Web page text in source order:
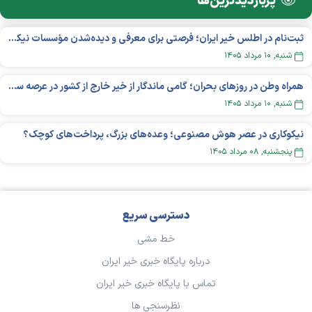
ثبت‌نام در اطلس خیر ایران؛ فرصتی برای معرفی و دیده‌شدن مؤسسات نیکوکاری
شنبه, ۱۰ مرداد ۱۴۰۵
همراه وطن در روزهای بحران؛ گامی ماندگار از خیر خارج از کشور در عرصه سلامت
شنبه, ۱۰ مرداد ۱۴۰۵
نیکوکاری در عصر هوش مصنوعی؛ وعده‌های بزرگ، پرداخت‌های کوچک؟
پنجشنبه, ۰۸ مرداد ۱۴۰۵
دسترسی سریع
خط مشی
درباره پایگاه خبری خیر ایران
تماس با پایگاه خبری خیر ایران
نظرسنجی ها